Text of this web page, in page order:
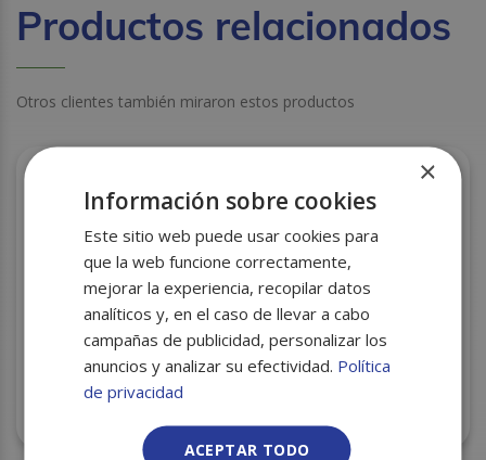
Productos relacionados
Otros clientes también miraron estos productos
×
Información sobre cookies
Este sitio web puede usar cookies para
que la web funcione correctamente,
mejorar la experiencia, recopilar datos
analíticos y, en el caso de llevar a cabo
campañas de publicidad, personalizar los
anuncios y analizar su efectividad. Política
de privacidad
ACEPTAR TODO